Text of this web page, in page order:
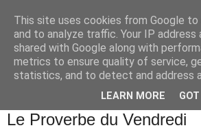
Le Proverbe du Vendredi
This site uses cookies from Google
and to analyze traffic. Your IP address
shared with Google along with
metrics to ensure quality of service,
statistics, and to detect and address
LEARN MORE